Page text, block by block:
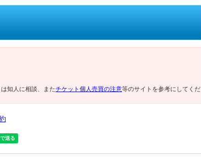
知人に相談、またチケット個人売買の注意等のサイトを参考にしてくだ